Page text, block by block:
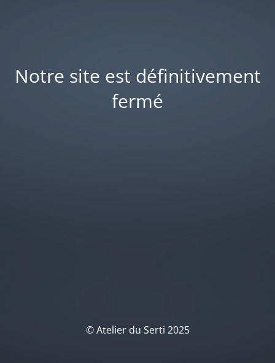
Notre site est définitivement
fermé
© Atelier du Serti 2025